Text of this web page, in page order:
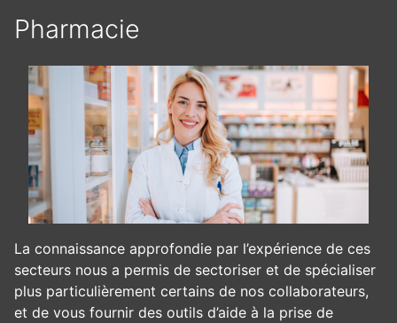
Pharmacie
La connaissance approfondie par l’expérience de ces
secteurs nous a permis de sectoriser et de spécialiser
plus particulièrement certains de nos collaborateurs,
et de vous fournir des outils d’aide à la prise de